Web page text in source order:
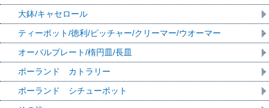
大鉢/キャセロール
ティーポット/徳利/ピッチャー/クリーマー/ウオーマー
オーバルプレート/楕円皿/長皿
ポーランド カトラリー
ポーランド シチューポット